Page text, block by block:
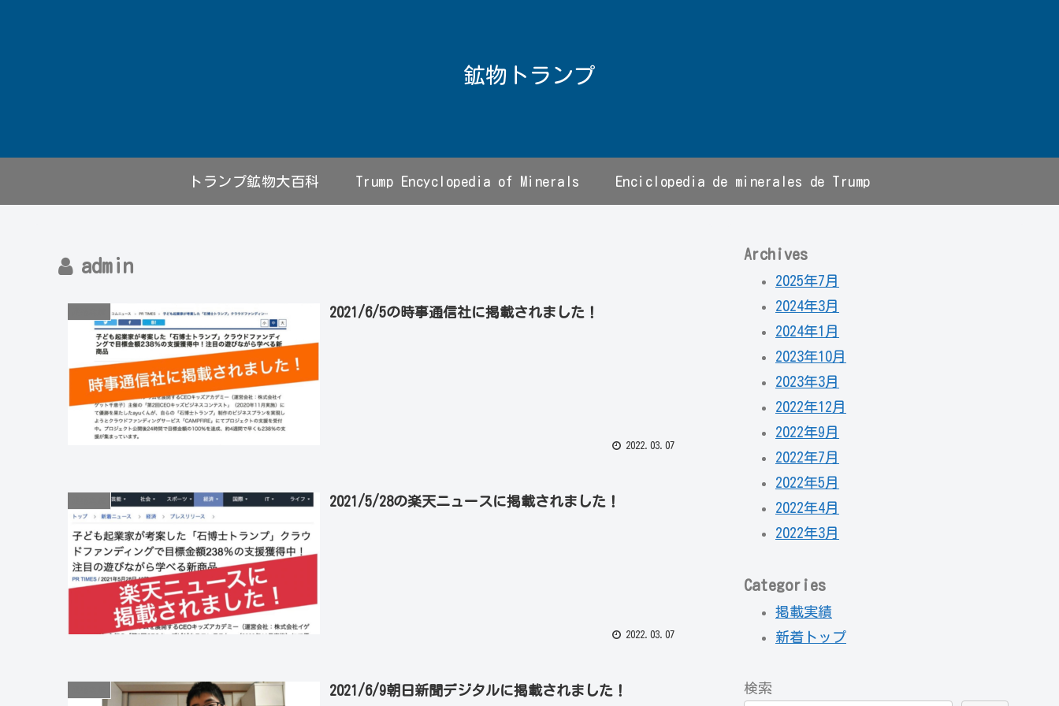
鉱物トランプ
トランプ鉱物大百科 Trump Encyclopedia of Minerals Enciclopedia de minerales de Trump
admin
2021/6/5の時事通信社に掲載されました！
2022.03.07
2021/5/28の楽天ニュースに掲載されました！
2022.03.07
2021/6/9朝日新聞デジタルに掲載されました！
Archives
2025年7月
2024年3月
2024年1月
2023年10月
2023年3月
2022年12月
2022年9月
2022年7月
2022年5月
2022年4月
2022年3月
Categories
掲載実績
新着トップ
検索